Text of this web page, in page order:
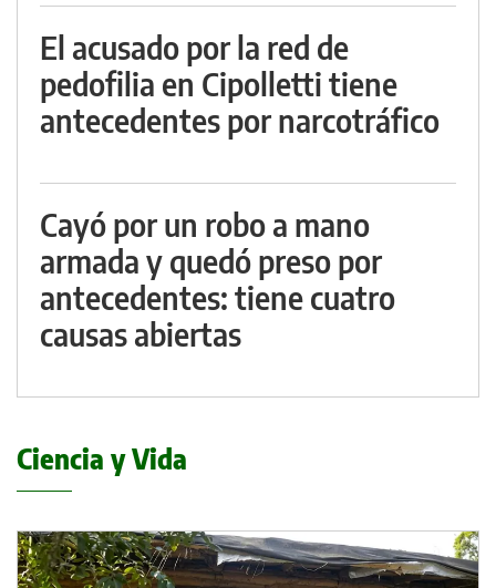
El acusado por la red de
pedofilia en Cipolletti tiene
antecedentes por narcotráfico
Cayó por un robo a mano
armada y quedó preso por
antecedentes: tiene cuatro
causas abiertas
Ciencia y Vida